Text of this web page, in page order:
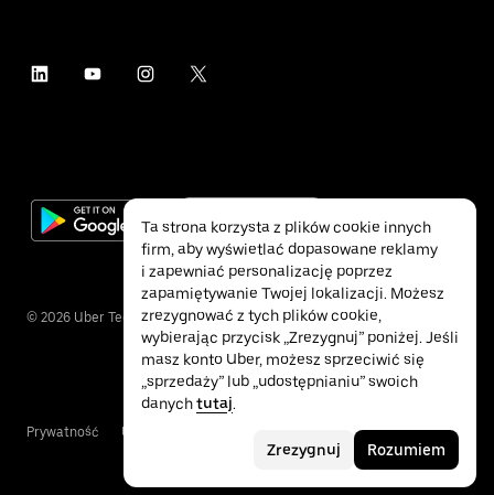
© 2026 Uber Technologies Inc.
Prywatność Ułatwienia dostępu
Ta strona korzysta z plików cookie innych
firm, aby wyświetlać dopasowane reklamy
i zapewniać personalizację poprzez
zapamiętywanie Twojej lokalizacji. Możesz
zrezygnować z tych plików cookie,
wybierając przycisk „Zrezygnuj” poniżej. Jeśli
masz konto Uber, możesz sprzeciwić się
„sprzedaży” lub „udostępnianiu” swoich
danychtutaj.
Zrezygnuj Rozumiem